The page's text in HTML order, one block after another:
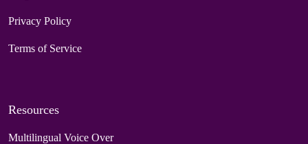
Privacy Policy
Terms of Service
Resources
Multilingual Voice Over